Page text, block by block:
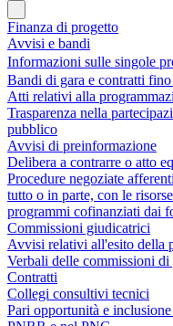
Finanza di progetto
Avvisi e bandi
Informazioni sulle singole
Bandi di gara e contratti
Atti relativi alla
Trasparenza nella
pubblico
Avvisi di preinformazione
Delibera a contrarre o atto
Procedure negoziate
tutto o in parte, con le
programmi cofinanziati dai
Commissioni giudicatrici
Avvisi relativi all'esito della
Verbali delle commissioni di
Contratti
Collegi consultivi tecnici
Pari opportunità e